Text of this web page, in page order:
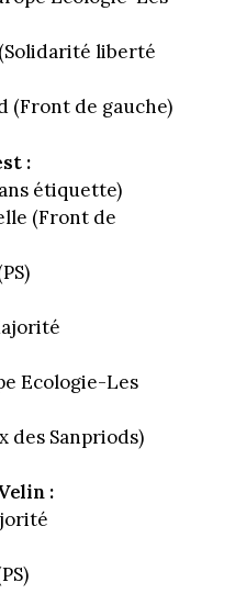
liberté
(Front de gauche)
:
étiquette)
(Front de
Ecologie-Les
des Sanpriods)
: